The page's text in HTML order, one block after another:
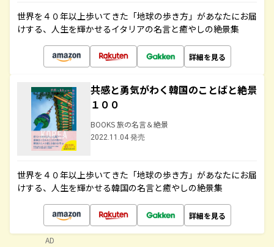
世界を４０年以上歩いてきた「地球の歩き方」があなたにお届
けする、人生を輝かせるイタリアの名言と癒やしの絶景集
詳細を見る
共感と勇気がわく韓国のことばと絶景
１００
BOOKS 旅の名言＆絶景
2022.11.04 発売
世界を４０年以上歩いてきた「地球の歩き方」があなたにお届
けする、人生を輝かせる韓国の名言と癒やしの絶景集
詳細を見る
AD